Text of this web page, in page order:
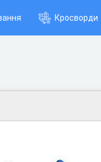
Кросворди